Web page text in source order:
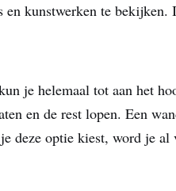
en kunstwerken te
je helemaal tot aan het
en de rest lopen. Een
deze optie kiest, word je